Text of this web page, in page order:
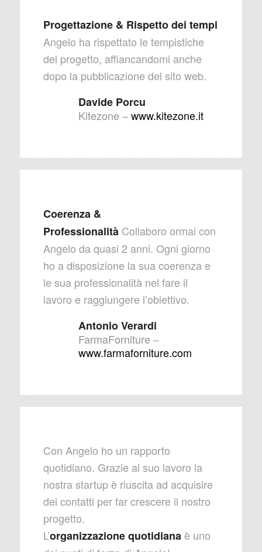
Progettazione & Rispetto dei tempi
Angelo ha rispettato le tempistiche
del progetto, affiancandomi anche
dopo la pubblicazione del sito web.
Davide Porcu
Kitezone – www.kitezone.it
Coerenza &
Professionalità Collaboro ormai con
Angelo da quasi 2 anni. Ogni giorno
ho a disposizione la sua coerenza e
le sua professionalità nel fare il
lavoro e raggiungere l’obiettivo.
Antonio Verardi
FarmaForniture –
www.farmaforniture.com
Con Angelo ho un rapporto
quotidiano. Grazie al suo lavoro la
nostra startup è riuscita ad acquisire
dei contatti per far crescere il nostro
progetto.
L’organizzazione quotidiana è uno